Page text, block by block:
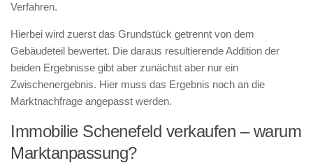
Verfahren.
Hierbei wird zuerst das Grundstück getrennt von dem
Gebäudeteil bewertet. Die daraus resultierende Addition der
beiden Ergebnisse gibt aber zunächst aber nur ein
Zwischenergebnis. Hier muss das Ergebnis noch an die
Marktnachfrage angepasst werden.
Immobilie Schenefeld verkaufen – warum
Marktanpassung?